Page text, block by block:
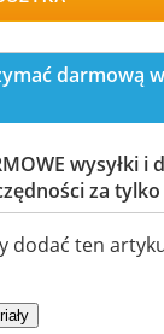
darmową
wysyłki i
za tylko
dodać ten